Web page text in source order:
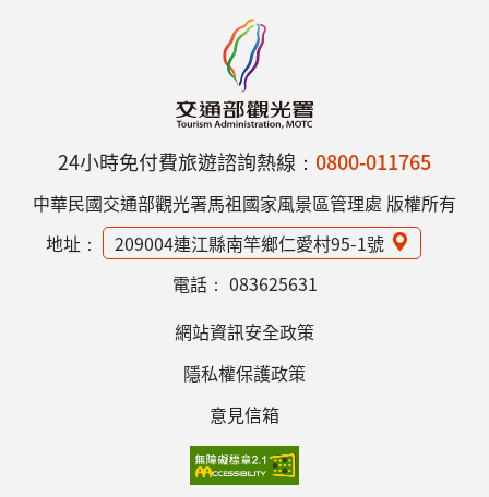
24小時免付費旅遊諮詢熱線： 0800-011765
中華民國交通部觀光署馬祖國家風景區管理處 版權所有
地址：
209004連江縣南竿鄉仁愛村95-1號
電話： 083625631
網站資訊安全政策
隱私權保護政策
意見信箱